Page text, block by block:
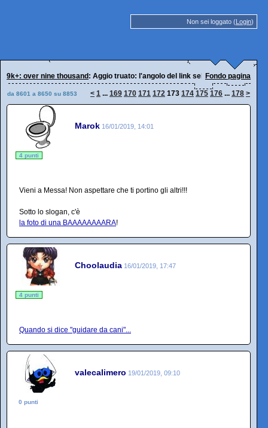
Non sei loggato (Login)
9k+: over nine thousand : Aggio truato: l'angolo del link selvaggioFondo pagina
da 8601 a 8650 su 8853 < 1 ... 169 170 171 172 173 174 175 176 ... 178 >
Marok 16/01/2019, 14:01
4 punti
Vieni a Messa! Non aspettare che ti portino gli altri!!!
Sotto lo slogan, c'è
la foto di una BAAAAAAAARA!
Choolaudia 16/01/2019, 17:47
4 punti
Quando si dice "guidare da cani"...
valecalimero 19/01/2019, 09:10
0 punti